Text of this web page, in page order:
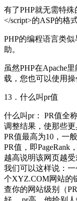
有了PHP就无需特
</script>的ASP的格
PHP的编程语言类
助。
虽然PHP在Apache
载，您也可以使用
13．什么叫pr值
什么叫pr： PR值全
调整结果，使那些
PR值最高为10，一
PR值，即PageRank
越高说明该网页越
我们可以这样说：
个XYZ.COM网站的
查你的网站级别（